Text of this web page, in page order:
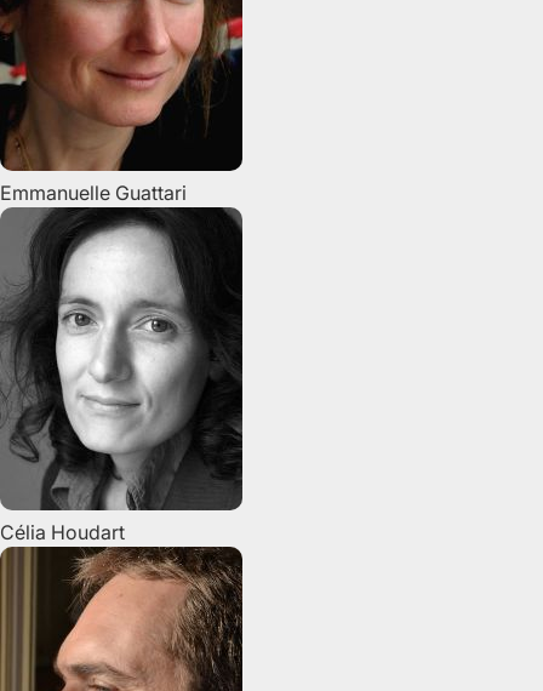
Emmanuelle Guattari
Célia Houdart